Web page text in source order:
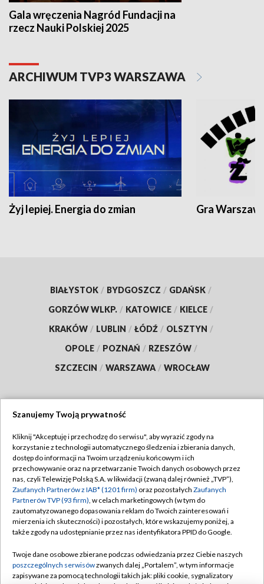
Gala wręczenia Nagród Fundacji na
rzecz Nauki Polskiej 2025
ARCHIWUM TVP3 WARSZAWA
Żyj lepiej. Energia do zmian Gra
BIAŁYSTOK / BYDGOSZCZ / GDAŃSK /
GORZÓW WLKP. / KATOWICE / KIELCE /
KRAKÓW / LUBLIN / ŁÓDŹ / OLSZTYN /
OPOLE / POZNAŃ / RZESZÓW /
SZCZECIN / WARSZAWA / WROCŁAW
TVP
Abonament TVP
Emisja w TVP
Centrum informacji TVP
Naziemna Telewizja Cyfrowa
Rada Programowa
Regulamin TVP
Polityka prywatności
Moje zgody
Pomoc
Kontakt
Szanujemy Twoją prywatność
Kliknij "Akceptuję i przechodzę do serwisu", aby wyrazić zgody na
korzystanie z technologii automatycznego śledzenia i zbierania danych,
dostęp do informacji na Twoim urządzeniu końcowym i ich
przechowywanie oraz na przetwarzanie Twoich danych osobowych przez
nas, czyli Telewizję Polską S.A. w likwidacji (zwaną dalej również „TVP”),
Zaufanych Partnerów z IAB* (1201 firm) oraz pozostałych Zaufanych
Partnerów TVP (93 firm), w celach marketingowych (w tym do
zautomatyzowanego dopasowania reklam do Twoich zainteresowań i
mierzenia ich skuteczności) i pozostałych, które wskazujemy poniżej, a
także zgody na udostępnianie przez nas identyfikatora PPID do Google.
Twoje dane osobowe zbierane podczas odwiedzania przez Ciebie naszych
poszczególnych serwisówzwanych dalej „Portalem”, w tym informacje
zapisywane za pomocą technologii takich jak: pliki cookie, sygnalizatory